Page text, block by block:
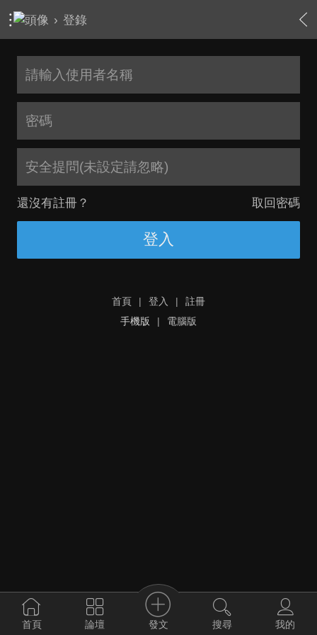
› 登錄
安全提問(未設定請忽略)
還沒有註冊？ 取回密碼
登入
首頁 | 登入 |
註冊
手機版
| 電腦版
首頁 論壇 發文 搜尋 我的